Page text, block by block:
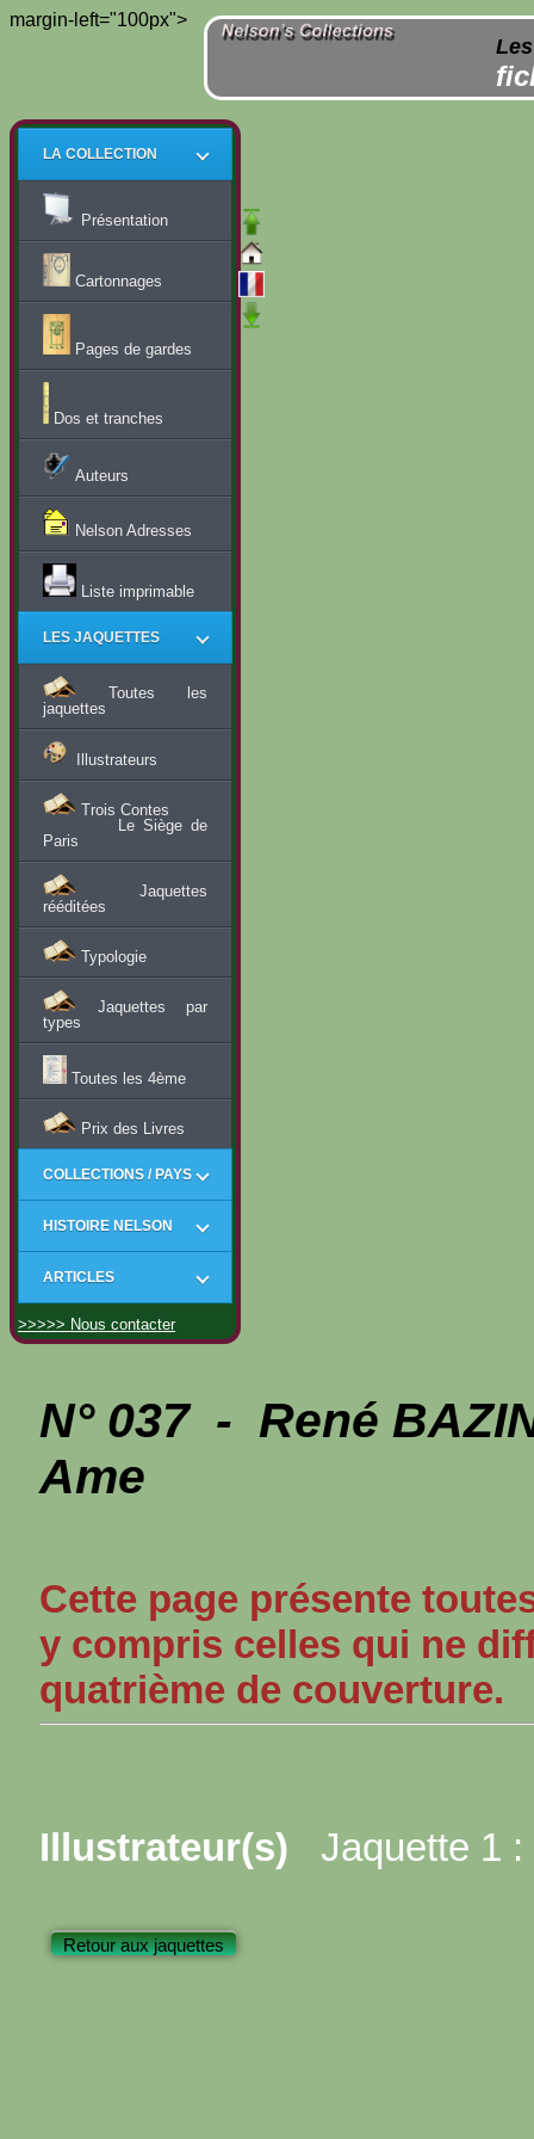
margin-left="100px">
LA COLLECTION
Présentation
Cartonnages
Pages de gardes
Dos et tranches
Auteurs
Nelson Adresses
Liste imprimable
LES JAQUETTES
Toutes les
jaquettes
Illustrateurs
Trois Contes
Le Siège de
Paris
Jaquettes
rééditées
Typologie
Jaquettes par
types
Toutes les 4ème
Prix des Livres
COLLECTIONS / PAYS
HISTOIRE NELSON
ARTICLES
>>>>> Nous contacter
N° 037 - René
Ame
Cette page présente
y compris celles qui ne
quatrième de couverture.
Illustrateur(s) Jaquette 1 :
Retour aux jaquettes